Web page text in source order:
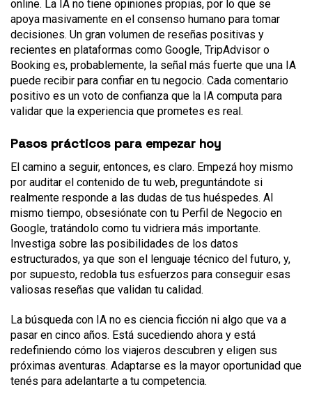
online. La IA no tiene opiniones propias, por lo que se
apoya masivamente en el consenso humano para tomar
decisiones. Un gran volumen de reseñas positivas y
recientes en plataformas como Google, TripAdvisor o
Booking es, probablemente, la señal más fuerte que una IA
puede recibir para confiar en tu negocio. Cada comentario
positivo es un voto de confianza que la IA computa para
validar que la experiencia que prometes es real.
Pasos prácticos para empezar hoy
El camino a seguir, entonces, es claro. Empezá hoy mismo
por auditar el contenido de tu web, preguntándote si
realmente responde a las dudas de tus huéspedes. Al
mismo tiempo, obsesiónate con tu Perfil de Negocio en
Google, tratándolo como tu vidriera más importante.
Investiga sobre las posibilidades de los datos
estructurados, ya que son el lenguaje técnico del futuro, y,
por supuesto, redobla tus esfuerzos para conseguir esas
valiosas reseñas que validan tu calidad.
La búsqueda con IA no es ciencia ficción ni algo que va a
pasar en cinco años. Está sucediendo ahora y está
redefiniendo cómo los viajeros descubren y eligen sus
próximas aventuras. Adaptarse es la mayor oportunidad que
tenés para adelantarte a tu competencia.